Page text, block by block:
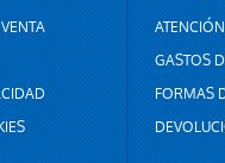
GASTOS
FORMAS